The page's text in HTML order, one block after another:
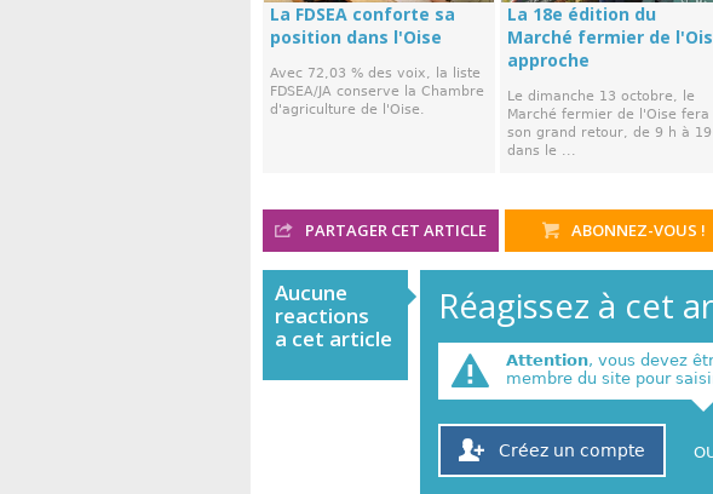
La FDSEA conforte sa
position dans l'Oise
Avec 72,03 % des voix, la liste
FDSEA/JA conserve la Chambre
d'agriculture de l'Oise.
La 18e édition du
Marché fermier de
approche
Le dimanche 13 octobre, le
Marché fermier de l'Oise fera
son grand retour, de 9 h à 19
dans le ...
PARTAGER CET ARTICLE ABONNEZ-VOUS !
Aucune
reactions
a cet article
Réagissez à cet
Attention, vous devez
membre du site pour
Créez un compte